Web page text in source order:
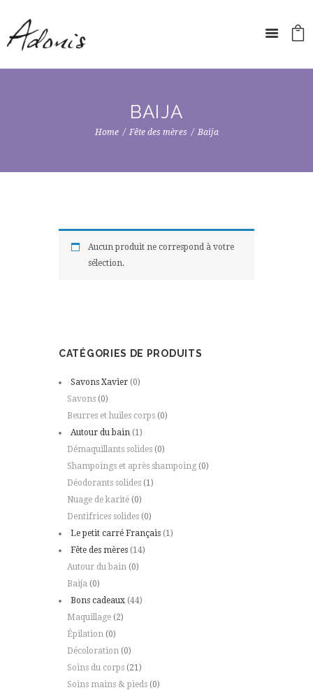
BAIJA
Home Fête des mères Baija
Aucun produit ne correspond à votre
sélection.
CATÉGORIES DE PRODUITS
Savons Xavier (0)
Savons (0)
Beurres et huiles corps (0)
Autour du bain (1)
Démaquillants solides (0)
Shampoings et après shampoing (0)
Déodorants solides (1)
Nuage de karité (0)
Dentifrices solides (0)
Le petit carré Français (1)
Fête des mères (14)
Autour du bain (0)
Baija (0)
Bons cadeaux (44)
Maquillage (2)
Épilation (0)
Décoloration (0)
Soins du corps (21)
Soins mains & pieds (0)